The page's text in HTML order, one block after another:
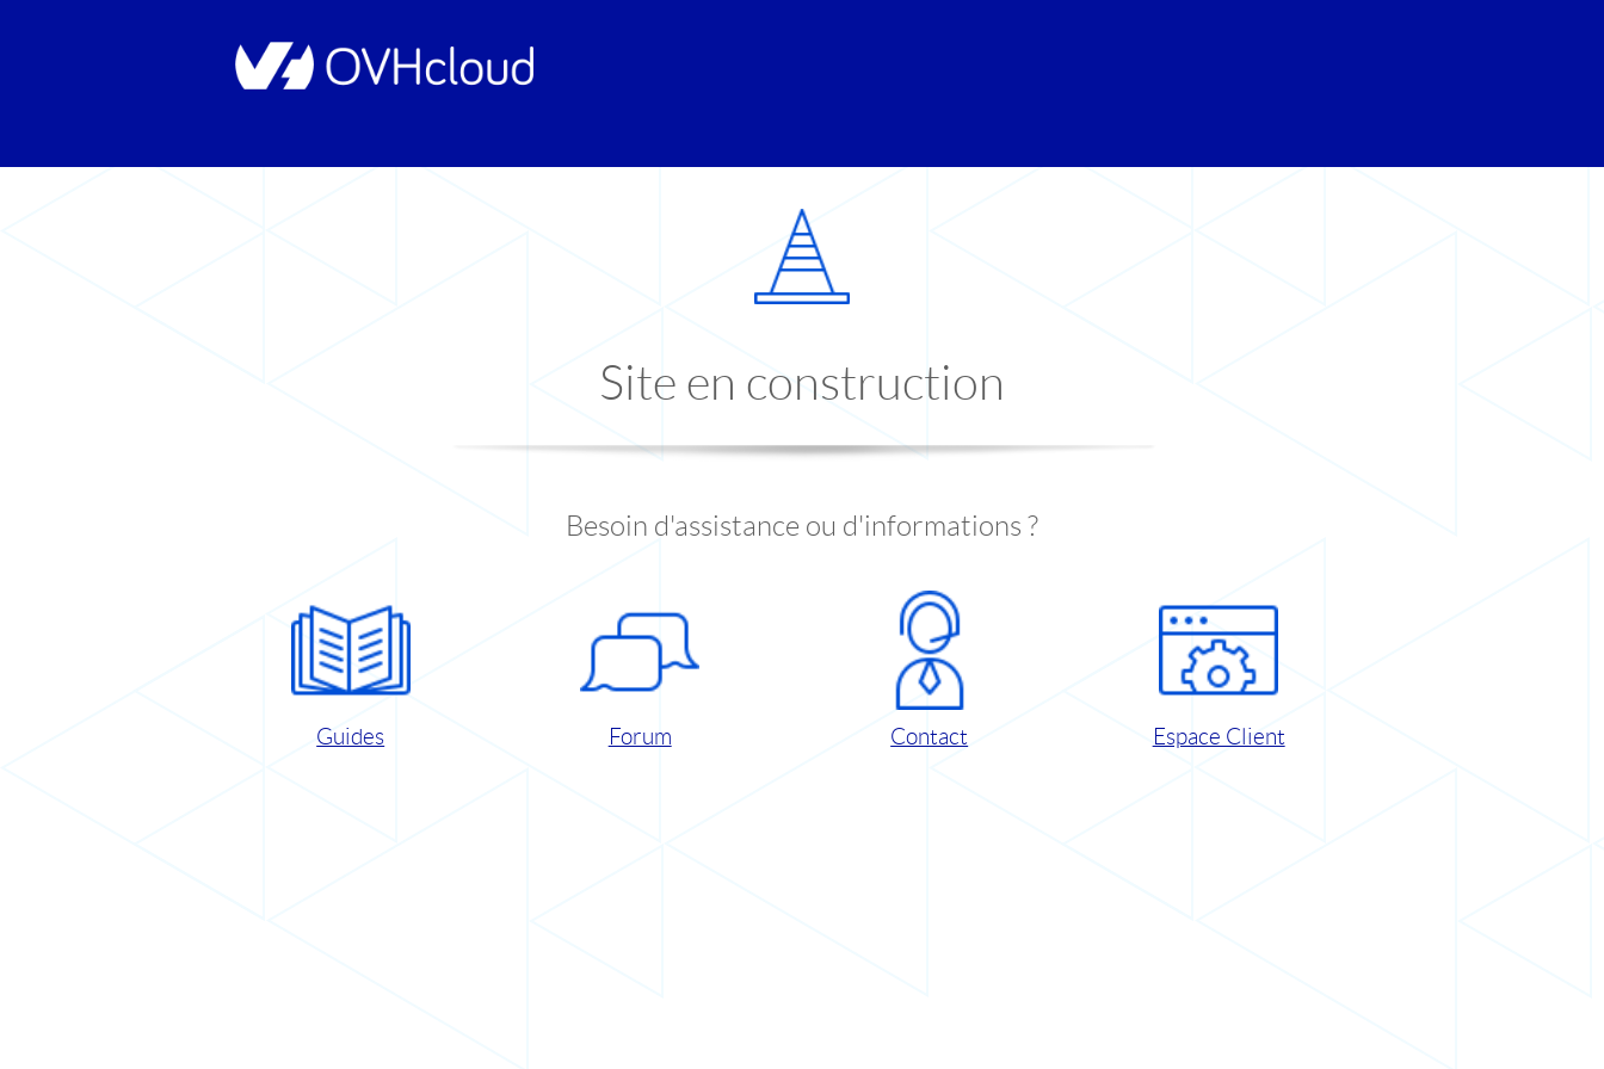
Site en construction
Besoin d'assistance ou d'informations ?
Guides Forum Contact Espace Client